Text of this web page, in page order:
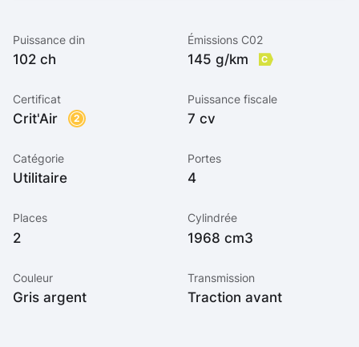
Puissance din
102 ch
Émissions C02
145 g/km C
Certificat
Crit'Air 2
Puissance fiscale
7 cv
Catégorie
Utilitaire
Portes
4
Places
2
Cylindrée
1968 cm3
Couleur
Gris argent
Transmission
Traction avant